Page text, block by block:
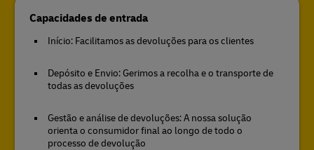
Capacidades de entrada
Início: Facilitamos as devoluções para os clientes
Depósito e Envio: Gerimos a recolha e o transporte de
todas as devoluções
Gestão e análise de devoluções: A nossa solução
orienta o consumidor final ao longo de todo o
processo de devolução